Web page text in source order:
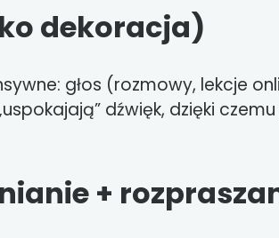
dekoracja)
głos (rozmowy, lekcje
dźwięk, dzięki
+